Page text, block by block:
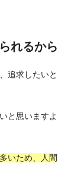
れるから
追求したいと
と思いますよ
いため、人間